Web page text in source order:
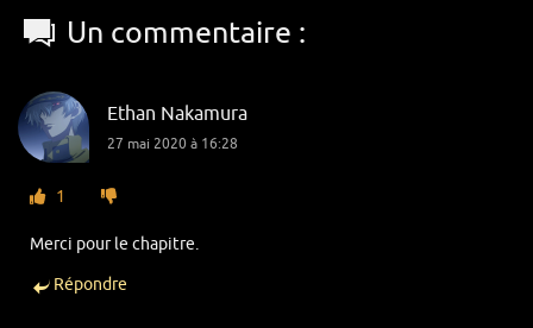
Un commentaire :
Ethan Nakamura
27 mai 2020 à 16:28
1
Merci pour le chapitre.
Répondre